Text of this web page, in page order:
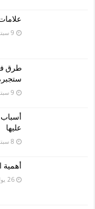
9 سبتمبر، 2020
طرق
9 سبتمبر، 2020
أسباب
عليها
8 سبتمبر، 2020
أهمية
26 يوليو، 2020